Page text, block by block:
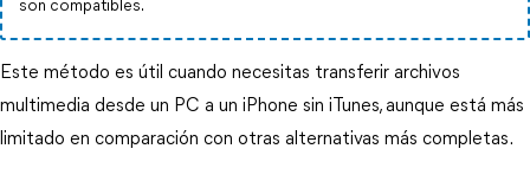
son compatibles.
Este método es útil cuando necesitas transferir archivos
multimedia desde un PC a un iPhone sin iTunes, aunque está más
limitado en comparación con otras alternativas más completas.